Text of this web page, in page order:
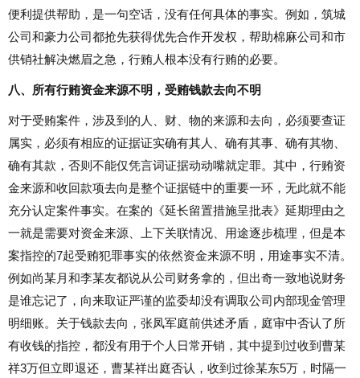
便利提供帮助，是一句空话，没有任何具体的事实。例如，筑城
公司和豪力公司都抢先获得优先合作开发权，帮助棉麻公司和市
供销社解决燃眉之急，行贿人根本没有行贿的必要。
八、所有行贿资金来源不明，受贿钱款去向不明
对于受贿案件，涉及到的人、财、物的来源和去向，必须要查证
属实，必须有相应的证据证实确有其人、确有其事、确有其物、
确有其款，否则不能仅凭言词证据动动嘴就定罪。其中，行贿资
金来源和收回款项去向是整个证据链中的重要一环，无此就不能
充分认定案件事实。在案的《延长留置措施呈批表》延期理由之
一就是需要对资金来源、上下关联情况、用途逐步梳理，但是本
案指控的7起受贿犯罪事实的依然资金来源不明，用途事实不清。
例如尚某月和李某友都说从公司财务拿的，但出奇一致地说财务
是谁忘记了，向来取证严谨的监委却没有调取公司内部现金管理
明细账。关于钱款去向，张凤军庭前供述矛盾，庭审中否认了所
有收钱的指控，都没有用于个人日常开销，其中提到过收到曹某
祥3万但立即退还，曹某祥出庭否认，收到过徐某东5万，时隔一